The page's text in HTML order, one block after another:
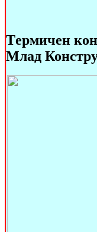
Tермичен
Млад